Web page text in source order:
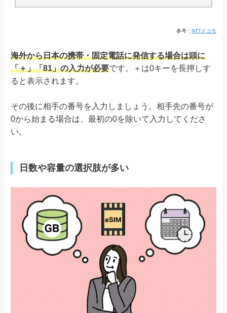
参考： NTTドコモ
海外から日本の携帯・固定電話に発信する場合は頭に
「＋」「81」の入力が必要です。＋は0キーを長押しす
ると表示されます。
その後に相手の番号を入力しましょう。相手先の番号が
0から始まる場合は、最初の0を除いて入力してくださ
い。
日数や容量の選択肢が多い